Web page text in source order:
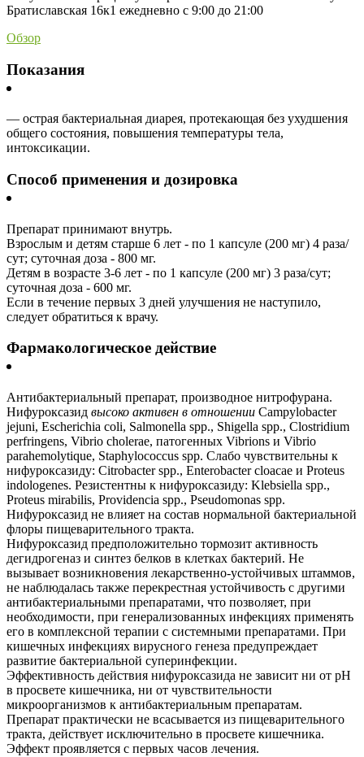
Братиславская 16к1 ежедневно с 9:00 до 21:00
Обзор
Показания
— острая бактериальная диарея, протекающая без ухудшения
общего состояния, повышения температуры тела,
интоксикации.
Способ применения и дозировка
Препарат принимают внутрь.
Взрослым и детям старше 6 лет - по 1 капсуле (200 мг) 4 раза/
сут; суточная доза - 800 мг.
Детям в возрасте 3-6 лет - по 1 капсуле (200 мг) 3 раза/сут;
суточная доза - 600 мг.
Если в течение первых 3 дней улучшения не наступило,
следует обратиться к врачу.
Фармакологическое действие
Антибактериальный препарат, производное нитрофурана.
Нифуроксазид высоко активен в отношении Campylobacter
jejuni, Escherichia coli, Salmonella spp., Shigella spp., Clostridium
perfringens, Vibrio cholerae, патогенных Vibrions и Vibrio
parahemolytique, Staphylococcus spp. Слабо чувствительны к
нифуроксазиду: Citrobacter spp., Enterobacter cloacae и Proteus
indologenes. Резистентны к нифуроксазиду: Klebsiella spp.,
Proteus mirabilis, Providencia spp., Pseudomonas spp.
Нифуроксазид нe влияет на состав нормальной бактериальной
флоры пищеварительного тракта.
Нифуроксазид предположительно тормозит активность
дегидрогеназ и синтез белков в клетках бактерий. Не
вызывает возникновения лекарственно-устойчивых штаммов,
не наблюдалась также перекрестная устойчивость с другими
антибактериальными препаратами, что позволяет, при
необходимости, при генерализованных инфекциях применять
его в комплексной терапии с системными препаратами. При
кишечных инфекциях вирусного генеза предупреждает
развитие бактериальной суперинфекции.
Эффективность действия нифуроксазида не зависит ни от рН
в просвете кишечника, ни от чувствительности
микроорганизмов к антибактериальным препаратам.
Препарат практически не всасывается из пищеварительного
тракта, действует исключительно в просвете кишечника.
Эффект проявляется с первых часов лечения.